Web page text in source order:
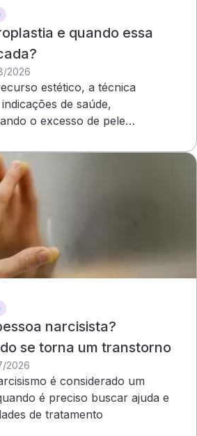
e quando essa
2026
estético, a técnica
de saúde,
o excesso de pele
narcisista?
se torna um transtorno
2026
é considerado um
é preciso buscar ajuda e
de tratamento